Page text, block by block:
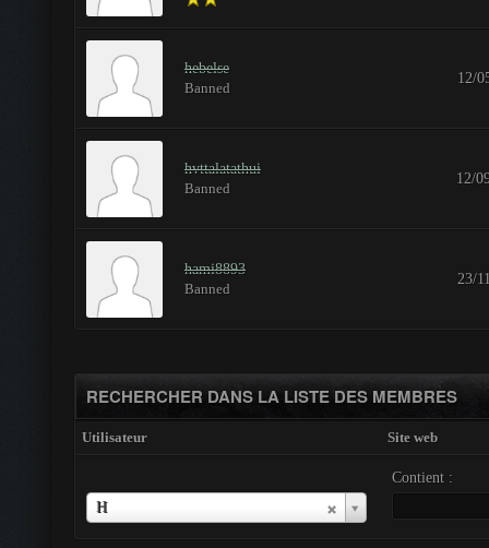
hebelse
Banned
12/
hvttalatathui
Banned
12/
hami8893
Banned
23/
RECHERCHER DANS LA LISTE DES MEMBRES
Utilisateur Site web
H
Utilisateur
Contient :